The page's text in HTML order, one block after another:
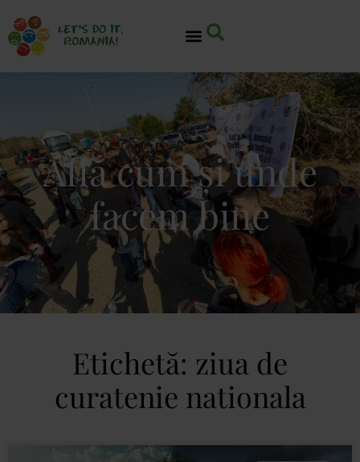
Află cum și unde
facem bine
Etichetă: ziua de
curatenie nationala